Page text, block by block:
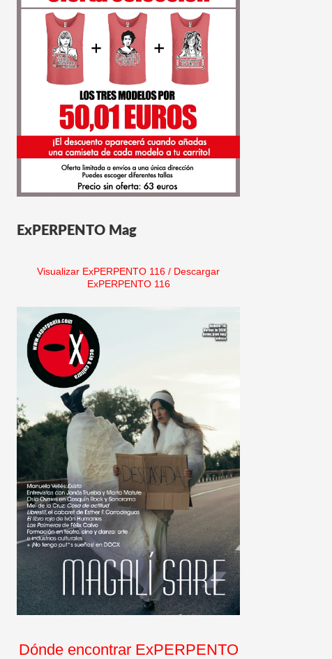
ExPERPENTO Mag
Visualizar ExPERPENTO 116 / Descargar
ExPERPENTO 116
Dónde encontrar ExPERPENTO